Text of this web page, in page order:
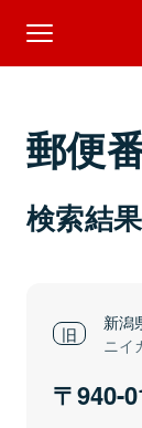
郵便
検索結果
新潟
ニイ
940-